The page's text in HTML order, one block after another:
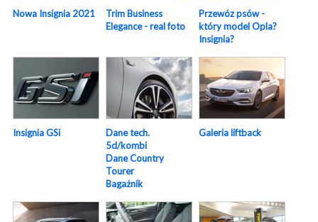
Nowa Insignia 2021
Trim Business
Elegance - real foto
Przewóz psów -
który model Opla?
Insignia?
Insignia GSi
Dane tech.
5d/kombi
Dane Country
Tourer
Bagażnik
Galeria liftback